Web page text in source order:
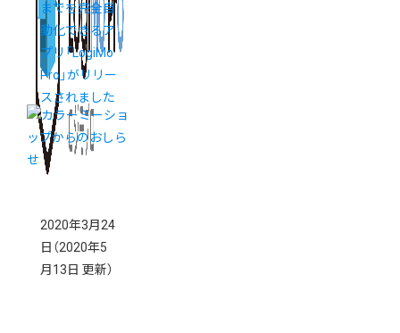
までを完全自
動化できるア
プリ「LogiMo
Pro」がリリー
スされました
2020年3月24
日 （2020年5
月13日 更新）